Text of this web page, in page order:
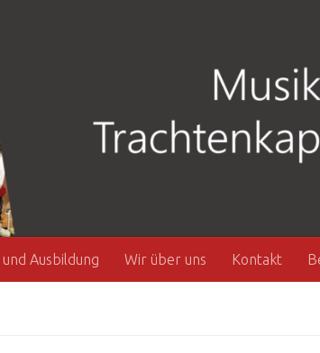
Ausbildung Wir über uns Kontakt